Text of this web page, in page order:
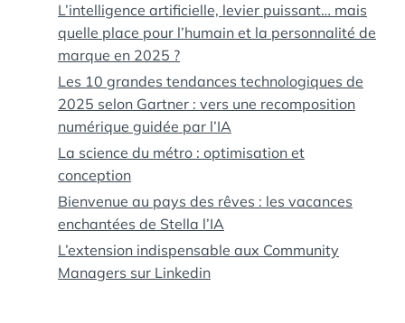
L’intelligence artificielle, levier puissant… mais
quelle place pour l’humain et la personnalité de
marque en 2025 ?
Les 10 grandes tendances technologiques de
2025 selon Gartner : vers une recomposition
numérique guidée par l’IA
La science du métro : optimisation et
conception
Bienvenue au pays des rêves : les vacances
enchantées de Stella l’IA
L’extension indispensable aux Community
Managers sur Linkedin